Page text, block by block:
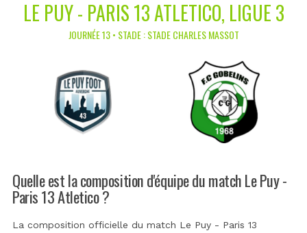
LE PUY - PARIS 13 ATLETICO, LIGUE 3
JOURNÉE 13 • STADE : STADE CHARLES MASSOT
Quelle est la composition d'équipe du match Le Puy -
Paris 13 Atletico ?
La composition officielle du match Le Puy - Paris 13